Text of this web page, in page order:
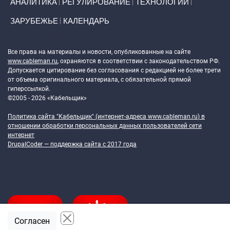
АНАЛИТИКА РЕГУЛИРОВАНИЕ ТЕХНОЛОГИИ
ЗАРУБЕЖЬЕ КАЛЕНДАРЬ
Все права на материалы и новости, опубликованные на сайте
www.cableman.ru, охраняются в соответствии с законодательством РФ.
Допускается цитирование без согласования с редакцией не более трети
от объема оригинального материала, с обязательной прямой
гиперссылкой.
©2005 - 2026 «Кабельщик»
Политика сайта "Кабельщик" (интернет-адреса www.cableman.ru) в
отношении обработки персональных данных пользователей сети
интернет
DrupalCoder — поддержка сайта c 2017 года
Согласен